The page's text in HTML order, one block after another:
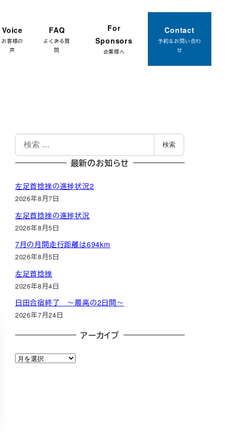
Voice
お客様の
声
FAQ
よくある質
問
For
Sponsors
企業様へ
Contact
予約＆お問い合わ
せ
検
索
検索
最新のお知らせ
左足首捻挫の進捗状況2
2026年8月7日
左足首捻挫の進捗状況
2026年8月5日
7月の月間走行距離は694km
2026年8月5日
左足首捻挫
2026年8月4日
日田合宿終了 ～最高の2日間～
2026年7月24日
アーカイブ
ア